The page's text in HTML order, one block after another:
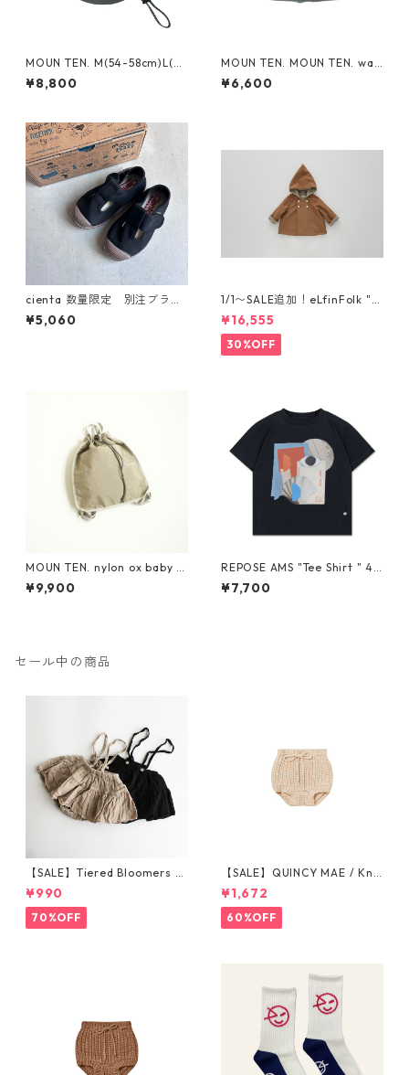
MOUN TEN. M(54-58cm)L(~6
0cm) reversible adventure
hat (re-nylon) [MA78-1957
¥8,800
MOUN TEN. MOUN TEN. wat
ch cap [MA74-1958a]
¥6,600
cienta 数量限定 別注ブラウ
ンソール Tストラップ シュー
ズ Negro
¥5,060
1/1〜SALE追加！eLfinFolk "el
f coat" (milky brown) 110 12
0 130
¥16,555
30%OFF
MOUN TEN. nylon ox baby k
napsack [MA71-0215a]
¥9,900
REPOSE AMS "Tee Shirt " 4Y
-16Y
¥7,700
セール中の商品
【SALE】Tiered Bloomers 7
0-80cm (グレージュ／ブラッ
ク) ※1点までメール便可
¥990
70%OFF
【SALE】QUINCY MAE / Knit
Tie Bloomer (12-18M/18-24
M/2-3Y)
¥1,672
60%OFF